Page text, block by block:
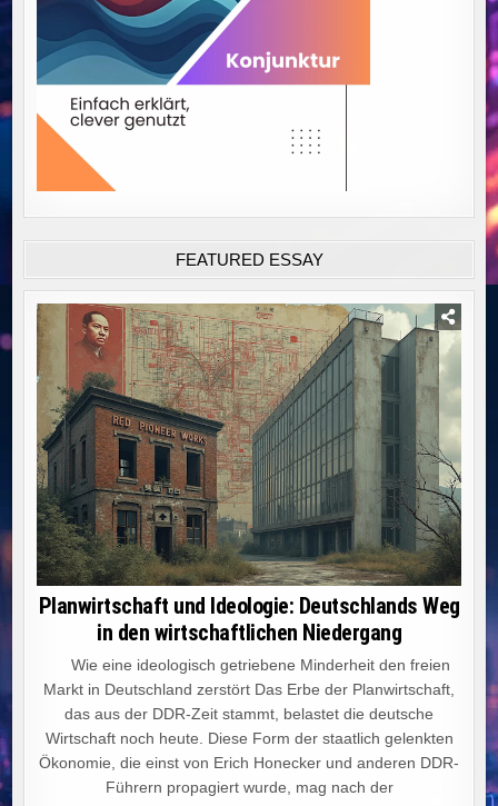
FEATURED ESSAY
Planwirtschaft und Ideologie: Deutschlands Weg
in den wirtschaftlichen Niedergang
Wie eine ideologisch getriebene Minderheit den freien
Markt in Deutschland zerstört Das Erbe der Planwirtschaft,
das aus der DDR-Zeit stammt, belastet die deutsche
Wirtschaft noch heute. Diese Form der staatlich gelenkten
Ökonomie, die einst von Erich Honecker und anderen DDR-
Führern propagiert wurde, mag nach der